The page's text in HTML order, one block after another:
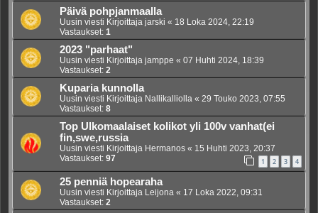
Päivä pohpjanmaalla
Uusin viesti Kirjoittaja jarski « 18 Loka 2024, 22:19
Vastaukset: 1
2023 "parhaat"
Uusin viesti Kirjoittaja jamppe « 07 Huhti 2024, 18:39
Vastaukset: 2
Kuparia kunnolla
Uusin viesti Kirjoittaja Nallikalliolla « 29 Touko 2023, 07:55
Vastaukset: 8
Top Ulkomaalaiset kolikot yli 100v vanhat(ei
fin,swe,russia
Uusin viesti Kirjoittaja Hermanos « 15 Huhti 2023, 20:37
Vastaukset: 97 1 2 3 4
25 penniä hopearaha
Uusin viesti Kirjoittaja Leijona « 17 Loka 2022, 09:31
Vastaukset: 2